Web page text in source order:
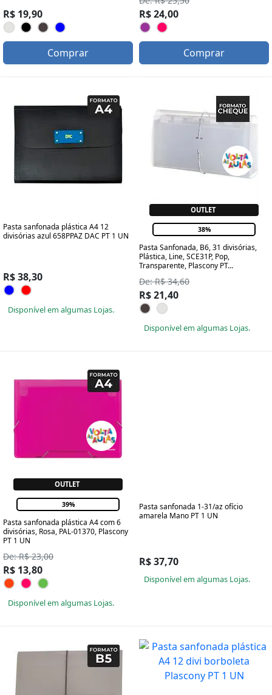
R$ 19,90
Comprar
R$ 24,00
Comprar
Pasta sanfonada plástica A4 12
divisórias azul 658PPAZ DAC PT 1 UN
R$ 38,30
Disponível em algumas Lojas.
OUTLET
38%
Pasta Sanfonada, B6, 31 divisórias,
Plástica, Line, SCE31P, Pop,
Transparente, Plascony PT...
De: R$ 34,60
R$ 21,40
Disponível em algumas Lojas.
OUTLET
39%
Pasta sanfonada plástica A4 com 6
divisórias, Rosa, PAL-01370, Plascony
PT 1 UN
De: R$ 23,00
R$ 13,80
Disponível em algumas Lojas.
Pasta sanfonada 1-31/az ofício
amarela Mano PT 1 UN
R$ 37,70
Disponível em algumas Lojas.